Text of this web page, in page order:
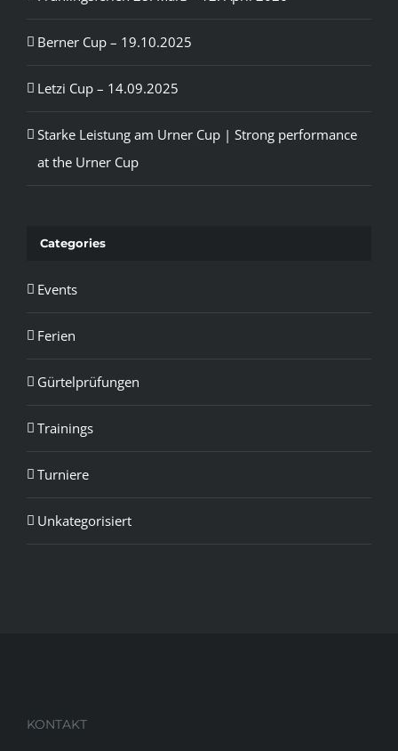
Berner Cup – 19.10.2025
Letzi Cup – 14.09.2025
Starke Leistung am Urner Cup | Strong performance
at the Urner Cup
Categories
Events
Ferien
Gürtelprüfungen
Trainings
Turniere
Unkategorisiert
KONTAKT